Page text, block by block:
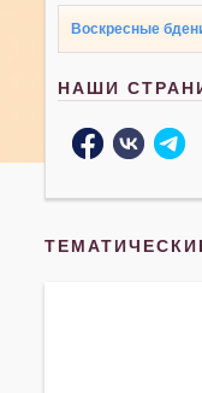
Воскресные
НАШИ